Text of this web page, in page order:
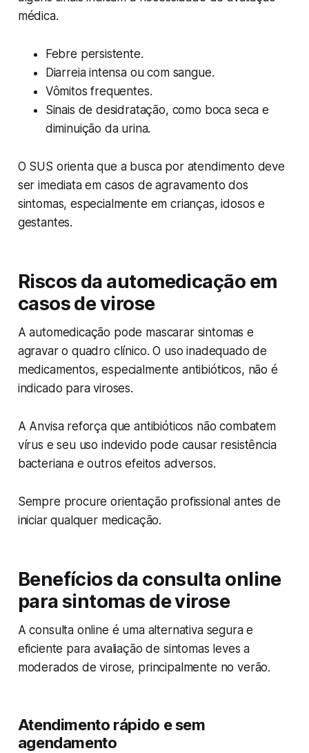
médica.
Febre persistente.
Diarreia intensa ou com sangue.
Vômitos frequentes.
Sinais de desidratação, como boca seca e
diminuição da urina.
O SUS orienta que a busca por atendimento deve
ser imediata em casos de agravamento dos
sintomas, especialmente em crianças, idosos e
gestantes.
Riscos da automedicação em
casos de virose
A automedicação pode mascarar sintomas e
agravar o quadro clínico. O uso inadequado de
medicamentos, especialmente antibióticos, não é
indicado para viroses.
A Anvisa reforça que antibióticos não combatem
vírus e seu uso indevido pode causar resistência
bacteriana e outros efeitos adversos.
Sempre procure orientação profissional antes de
iniciar qualquer medicação.
Benefícios da consulta online
para sintomas de virose
A consulta online é uma alternativa segura e
eficiente para avaliação de sintomas leves a
moderados de virose, principalmente no verão.
Atendimento rápido e sem
agendamento